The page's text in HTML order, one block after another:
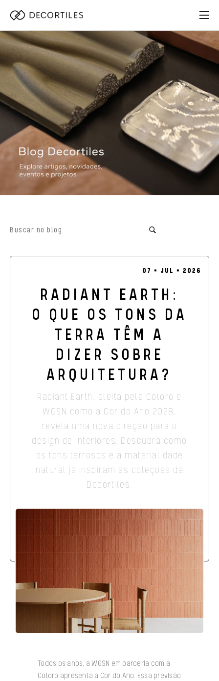
07 ▪ JUL ▪ 2026
RADIANT EARTH:
O QUE OS TONS DA
TERRA TÊM A
DIZER SOBRE
ARQUITETURA?
Radiant Earth, eleita pela Coloro e
WGSN como a Cor do Ano 2028,
revela uma nova direção para o
design de interiores. Descubra como
os tons terrosos e a materialidade
natural já inspiram as coleções da
Decortiles.
Todos os anos, a WGSN em parceria com a
Coloro apresenta a Cor do Ano. Essa previsão